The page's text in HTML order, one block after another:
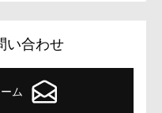
い合わせ
ム